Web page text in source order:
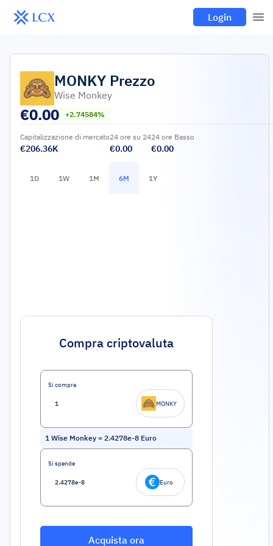
Login
MONKY Prezzo
Wise Monkey
€0.00 +2.74584%
Capitalizzazione di mercato
€206.36K
24 ore su 24
€0.00
24 ore Basso
€0.00
1D 1W 1M 6M 1Y
Compra criptovaluta
Si compra
MONKY
1 Wise Monkey = 2.4278e-8 Euro
Si spende
Euro
Acquista ora